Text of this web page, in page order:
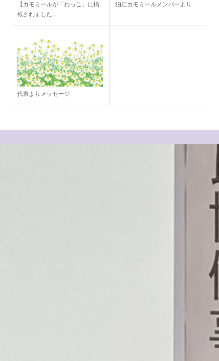
【カモミールが「わっこ」に掲
載されました…
狛江カモミールメンバーより
代表よりメッセージ